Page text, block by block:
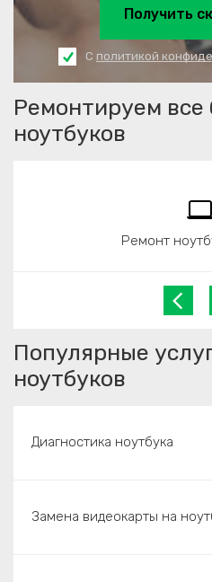
Получить
С политикой
Ремонтируем все
ноутбуков
Ремонт
Популярные
ноутбуков
Диагностика ноутбука
Замена видеокарты на